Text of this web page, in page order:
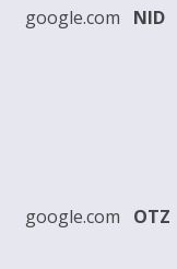
google.com NID
google.com OTZ